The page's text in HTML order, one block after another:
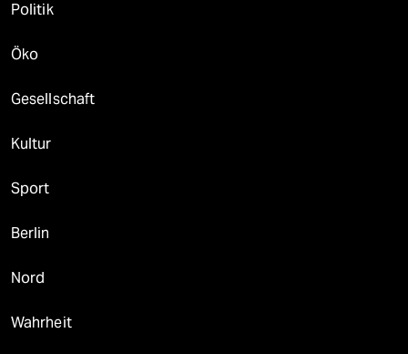
Politik
Öko
Gesellschaft
Kultur
Sport
Berlin
Nord
Wahrheit